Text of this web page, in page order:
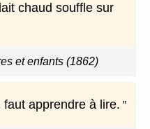
chaud souffle sur
et enfants (1862)
apprendre à lire.